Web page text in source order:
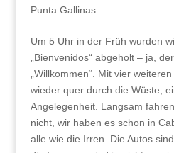
Punta Gallinas
Um 5 Uhr in der Früh wurden
„Bienvenidos“ abgeholt – ja,
„Willkommen“. Mit vier
wieder quer durch die Wüste,
Angelegenheit. Langsam
nicht, wir haben es schon in
alle wie die Irren. Die Autos